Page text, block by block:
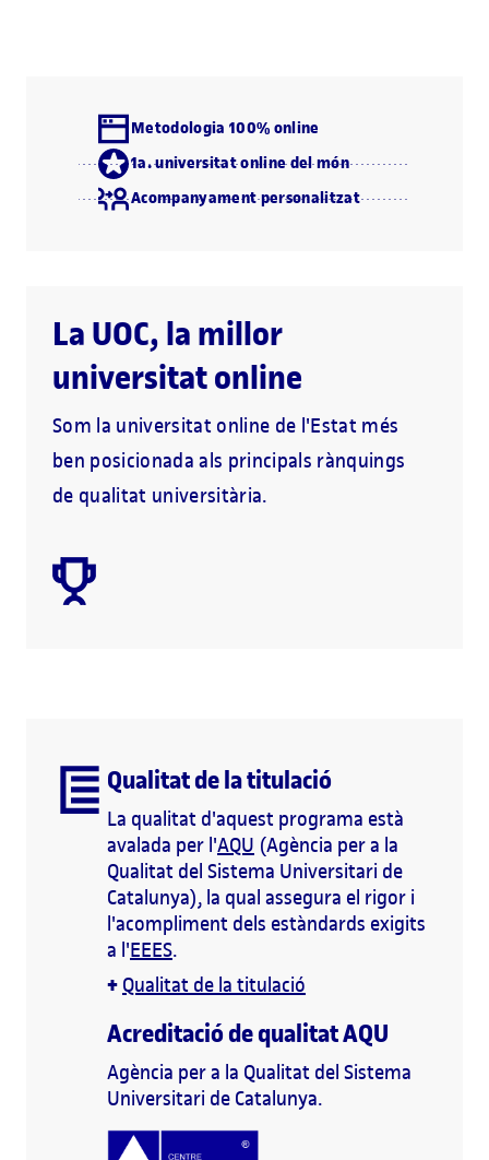
Metodologia 100% online
1a. universitat online del món
Acompanyament personalitzat
La UOC, la millor
universitat online
Som la universitat online de l'Estat més
ben posicionada als principals rànquings
de qualitat universitària.
Qualitat de la titulació
La qualitat d'aquest programa està
avalada per l'AQU (Agència per a la
Qualitat del Sistema Universitari de
Catalunya), la qual assegura el rigor i
l'acompliment dels estàndards exigits
a l'EEES.
+ Qualitat de la titulació
Acreditació de qualitat AQU
Agència per a la Qualitat del Sistema
Universitari de Catalunya.